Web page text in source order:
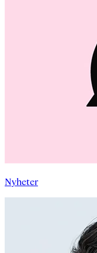
Nyheter